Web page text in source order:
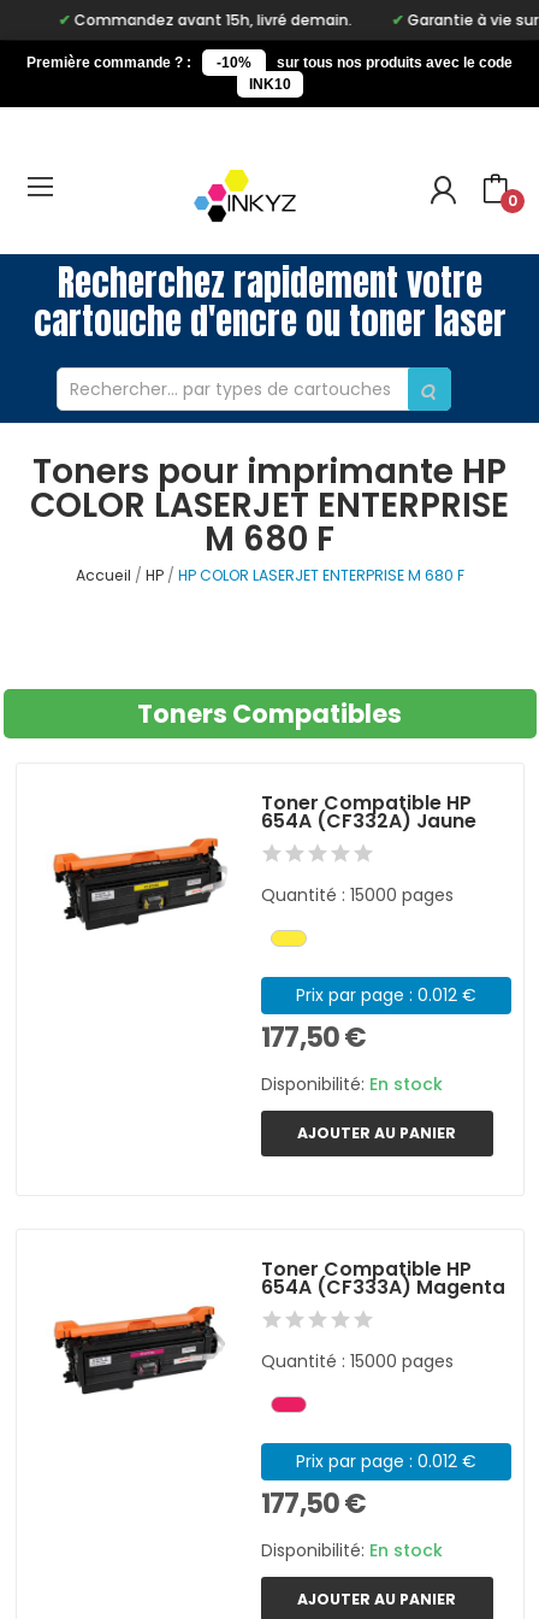
Commandez avant 15h, livré demain. Garantie à vie sur
Première commande ? : -10%
sur tous nos produits avec le code
INK10
0
Recherchez rapidement votre
cartouche d'encre ou toner laser
Toners pour imprimante HP
COLOR LASERJET ENTERPRISE
M 680 F
Accueil HP HP COLOR LASERJET ENTERPRISE M 680 F
Toners Compatibles
Toner Compatible HP
654A (CF332A) Jaune
Quantité : 15000 pages
Prix par page : 0.012 €
177,50 €
Disponibilité: En stock
AJOUTER AU PANIER
Toner Compatible HP
654A (CF333A) Magenta
Quantité : 15000 pages
Prix par page : 0.012 €
177,50 €
Disponibilité: En stock
AJOUTER AU PANIER